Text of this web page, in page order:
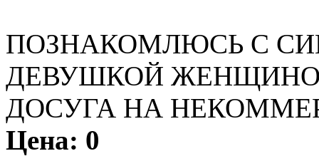
ПОЗНАКОМЛЮСЬ С
ДЕВУШКОЙ
ДОСУГА НА
Цена: 0